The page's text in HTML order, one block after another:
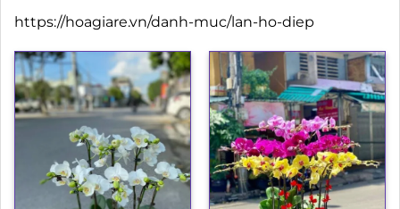
https://hoagiare.vn/danh-muc/lan-ho-diep